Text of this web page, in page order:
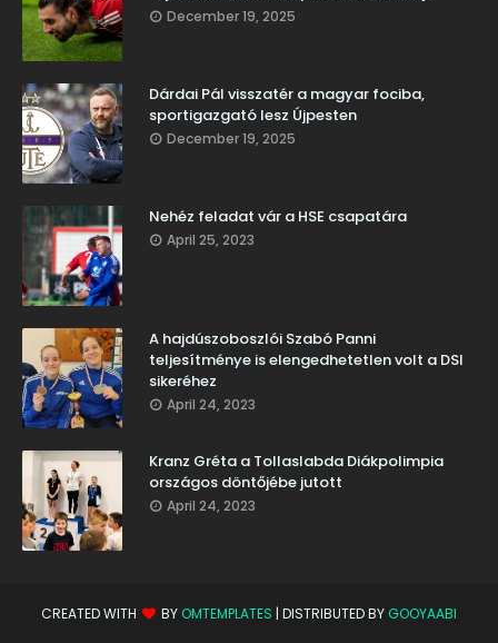
December 19, 2025
Dárdai Pál visszatér a magyar fociba,
sportigazgató lesz Újpesten
December 19, 2025
Nehéz feladat vár a HSE csapatára
April 25, 2023
A hajdúszoboszlói Szabó Panni
teljesítménye is elengedhetetlen volt a DSI
sikeréhez
April 24, 2023
Kranz Gréta a Tollaslabda Diákpolimpia
országos döntőjébe jutott
April 24, 2023
CREATED WITH BY OMTEMPLATES | DISTRIBUTED BY GOOYAABI